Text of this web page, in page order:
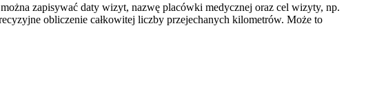
zapisywać daty wizyt, nazwę placówki medycznej oraz cel wizyty, np.
obliczenie całkowitej liczby przejechanych kilometrów. Może to